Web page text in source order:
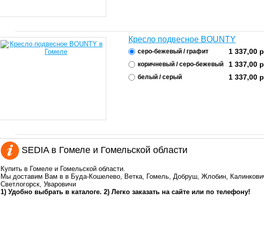
Кресло подвесное BOUNTY
серо-бежевый / графит 1 337,00
коричневый / серо-бежевый 1 337,00
белый / серый 1 337,00
SEDIA в Гомеле и Гомельской области
Купить в Гомеле и Гомельской области.
Мы доставим Вам в в Буда-Кошелево, Ветка, Гомель, Добруш, Жлобин,
Светлогорск, Уваровичи
1) Удобно выбрать в каталоге. 2) Легко заказать на сайте или по телефону!